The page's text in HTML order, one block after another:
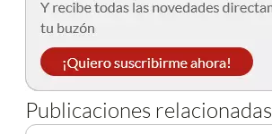
Publicaciones relacionadas